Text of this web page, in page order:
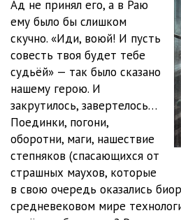
07
08
10
11
12
13
14
Ад не принял его, а в Раю
ему было бы слишком
скучно. «Иди, воюй! И пусть
совесть твоя будет тебе
судьёй» — так было сказано
нашему герою. И
закрутилось, завертелось…
Поединки, погони,
оборотни, маги, нашествие
степняков (спасающихся от
страшных маухов, которые
в свою очередь оказались
средневековом мире